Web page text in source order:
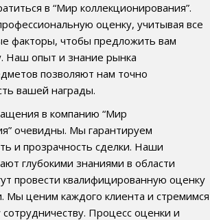
в “Мир коллекционирования”.
оценку, учитывая все
факторы, чтобы предложить вам
Наш опыт и знание рынка
позволяют нам точно
вашей награды.
в компанию “Мир
очевидны. Мы гарантируем
и прозрачность сделки. Наши
глубокими знаниями в области
провести квалифицированную оценку
Мы ценим каждого клиента и стремимся
Процесс оценки и